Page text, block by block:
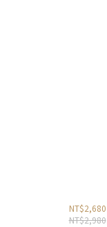
NT$2,680
NT$2,980